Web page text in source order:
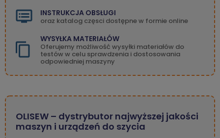
INSTRUKCJA OBSŁUGI
oraz katalog częsci dostępne w formie online
WYSYŁKA MATERIAŁÓW
Oferujemy możliwość wysyłki materiałów do
testów w celu sprawdzenia i dostosowania
odpowiedniej maszyny
OLISEW – dystrybutor najwyższej jakości
maszyn i urządzeń do szycia